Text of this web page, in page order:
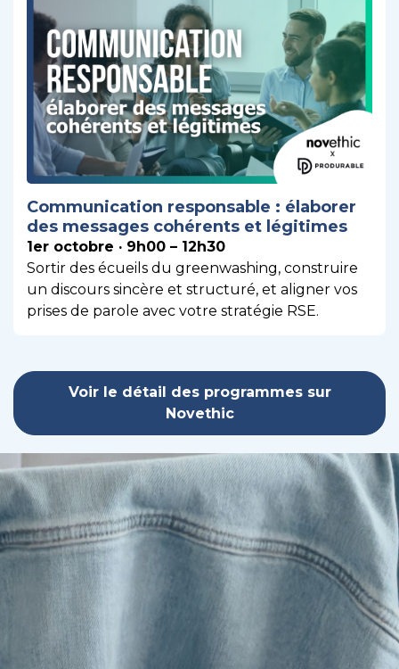
Communication responsable : élaborer
des messages cohérents et légitimes
1er octobre · 9h00 – 12h30
Sortir des écueils du greenwashing, construire
un discours sincère et structuré, et aligner vos
prises de parole avec votre stratégie RSE.
Voir le détail des programmes sur
Novethic